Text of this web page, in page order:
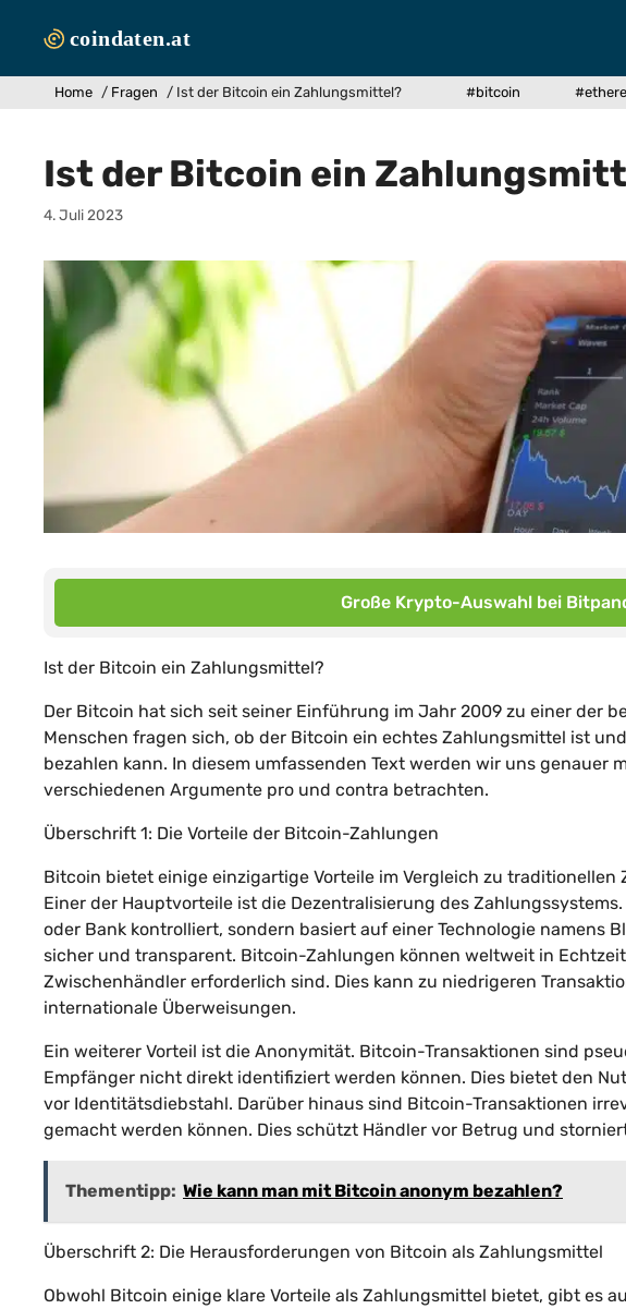
Inhalt
Home / Fragen / Ist der Bitcoin ein Zahlungsmittel? #bitcoin
Ist der Bitcoin ein
4. Juli 2023
Große Krypto-Auswahl bei
Ist der Bitcoin ein Zahlungsmittel?
Der Bitcoin hat sich seit seiner Einführung im Jahr 2009 zu einer der
Menschen fragen sich, ob der Bitcoin ein echtes Zahlungsmittel ist
bezahlen kann. In diesem umfassenden Text werden wir uns genauer
verschiedenen Argumente pro und contra betrachten.
Überschrift 1: Die Vorteile der Bitcoin-Zahlungen
Bitcoin bietet einige einzigartige Vorteile im Vergleich zu
Einer der Hauptvorteile ist die Dezentralisierung des
oder Bank kontrolliert, sondern basiert auf einer Technologie namens
sicher und transparent. Bitcoin-Zahlungen können weltweit in
Zwischenhändler erforderlich sind. Dies kann zu niedrigeren
internationale Überweisungen.
Ein weiterer Vorteil ist die Anonymität. Bitcoin-Transaktionen sind
Empfänger nicht direkt identifiziert werden können. Dies bietet den
vor Identitätsdiebstahl. Darüber hinaus sind Bitcoin-Transaktionen
gemacht werden können. Dies schützt Händler vor Betrug und
Thementipp: Wie kann man mit Bitcoin anonym bezahlen?
Überschrift 2: Die Herausforderungen von Bitcoin als Zahlungsmittel
Obwohl Bitcoin einige klare Vorteile als Zahlungsmittel bietet, gibt es